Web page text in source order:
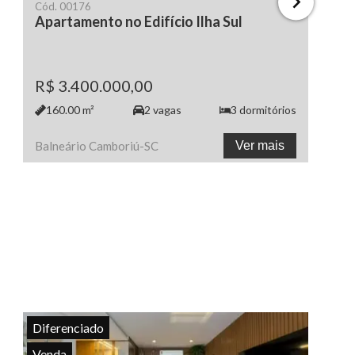
Cód. 00176
Apartamento no Edifício Ilha Sul
R$ 3.400.000,00
160.00m² 2 vagas 3 dormitórios
Balneário Camboriú-SC Ver mais
Diferenciado